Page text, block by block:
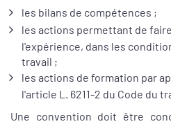
les bilans de compétences ;
les actions permettant de
l'expérience, dans les
travail ;
les actions de formation par
l'article L. 6211-2 du Code du
Une convention doit être